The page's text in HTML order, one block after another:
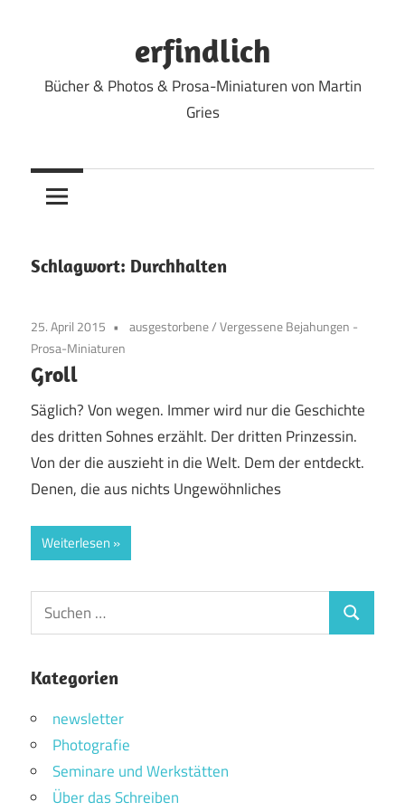
erfindlich
Bücher & Photos & Prosa-Miniaturen von Martin
Gries
Schlagwort: Durchhalten
25. April 2015 ausgestorbene/Vergessene Bejahungen -
Prosa-Miniaturen
Groll
Säglich? Von wegen. Immer wird nur die Geschichte
des dritten Sohnes erzählt. Der dritten Prinzessin.
Von der die auszieht in die Welt. Dem der entdeckt.
Denen, die aus nichts Ungewöhnliches
Weiterlesen
Suchen
nach:
Suchen
Kategorien
newsletter
Photografie
Seminare und Werkstätten
Über das Schreiben